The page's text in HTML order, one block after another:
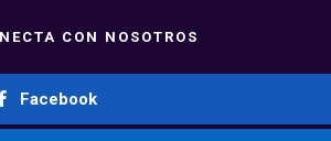
CON NOSOTROS
Facebook